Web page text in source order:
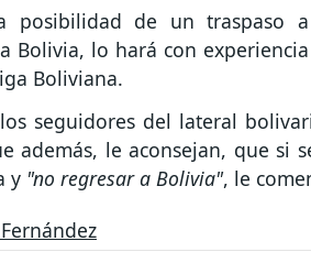
posibilidad de un traspaso
Bolivia, lo hará con
Boliviana.
seguidores del lateral
además, le aconsejan, que si
y "no regresar a Bolivia", le